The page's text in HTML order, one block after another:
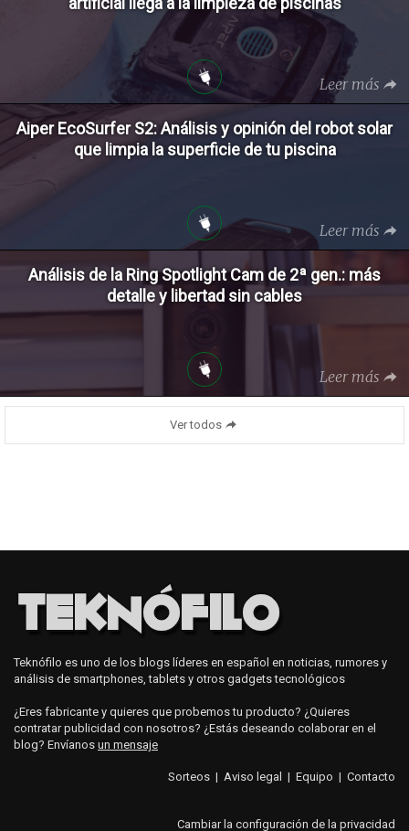
Leer más
Aiper EcoSurfer S2: Análisis y opinión del robot solar
que limpia la superficie de tu piscina
Leer más
Análisis de la Ring Spotlight Cam de 2ª gen.: más
detalle y libertad sin cables
Leer más
Ver todos
Teknófilo es uno de los blogs líderes en español en noticias, rumores y
análisis de smartphones, tablets y otros gadgets tecnológicos
¿Eres fabricante y quieres que probemos tu producto? ¿Quieres
contratar publicidad con nosotros? ¿Estás deseando colaborar en el
blog? Envíanos un mensaje
Sorteos | Aviso legal | Equipo | Contacto
Cambiar la configuración de la privacidad